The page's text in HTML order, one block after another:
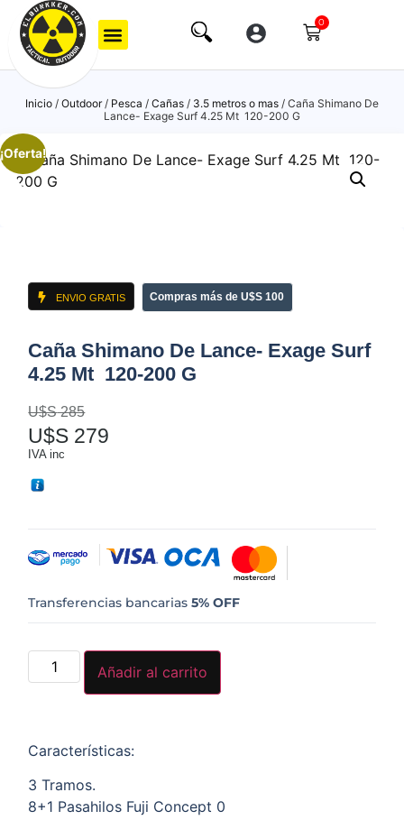
0
Inicio/ Outdoor/ Pesca / Cañas/ 3.5 metros o mas/ Caña Shimano De
Lance- Exage Surf 4.25 Mt 120-200 G
¡Oferta!
ENVIO GRATIS Compras más de U$S 100
Caña Shimano De Lance- Exage Surf
4.25 Mt 120-200 G
U$S285
U$S 279
IVA inc
Transferencias bancarias5% OFF
Añadir al carrito
Características:
3 Tramos.
8+1 Pasahilos Fuji Concept 0